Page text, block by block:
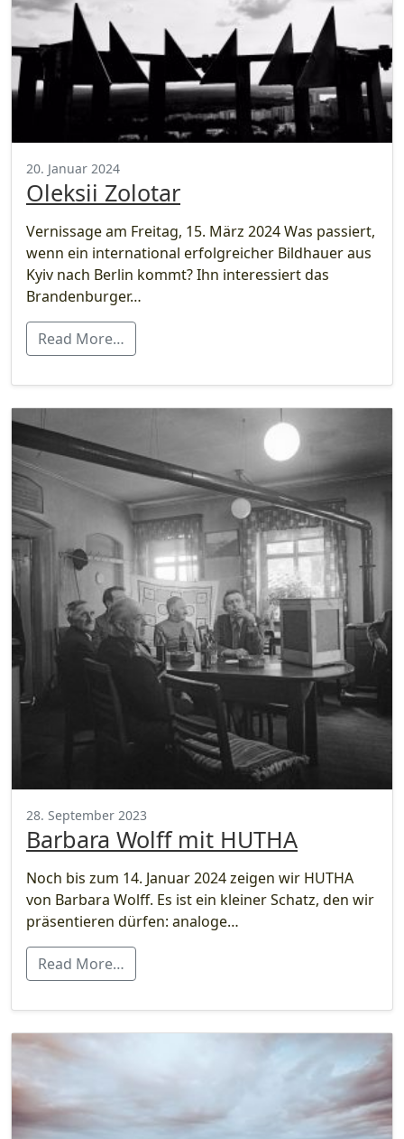
20. Januar 2024
Oleksii Zolotar
Vernissage am Freitag, 15. März 2024 Was passiert,
wenn ein international erfolgreicher Bildhauer aus
Kyiv nach Berlin kommt? Ihn interessiert das
Brandenburger…
Read More…
28. September 2023
Barbara Wolff mit HUTHA
Noch bis zum 14. Januar 2024 zeigen wir HUTHA
von Barbara Wolff. Es ist ein kleiner Schatz, den wir
präsentieren dürfen: analoge…
Read More…